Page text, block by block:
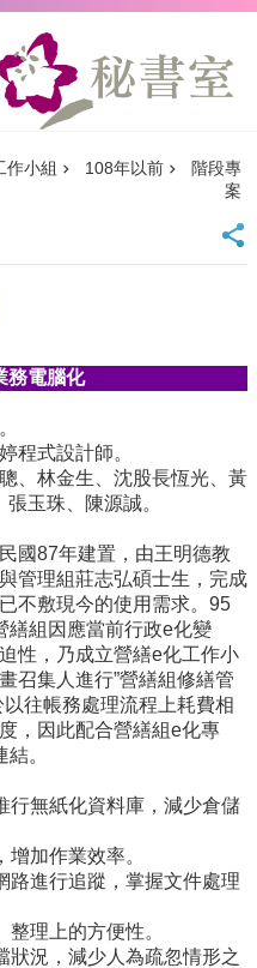
作小組 108年以前
階段專
案
務電腦化
程式設計師。
、林金生、沈股長恆光、黃
玉珠、陳源誠。
國87年建置，由王明德教
管理組莊志弘碩士生，完成
不敷現今的使用需求。95
繕組因應當前行政e化變
性，乃成立營繕e化工作小
召集人進行”營繕組修繕管
往帳務處理流程上耗費相
，因此配合營繕組e化專
。
行無紙化資料庫，減少倉儲
加作業效率。
路進行追蹤，掌握文件處理
理上的方便性。
狀況，減少人為疏忽情形之